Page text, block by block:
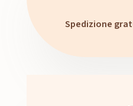
Spedizione